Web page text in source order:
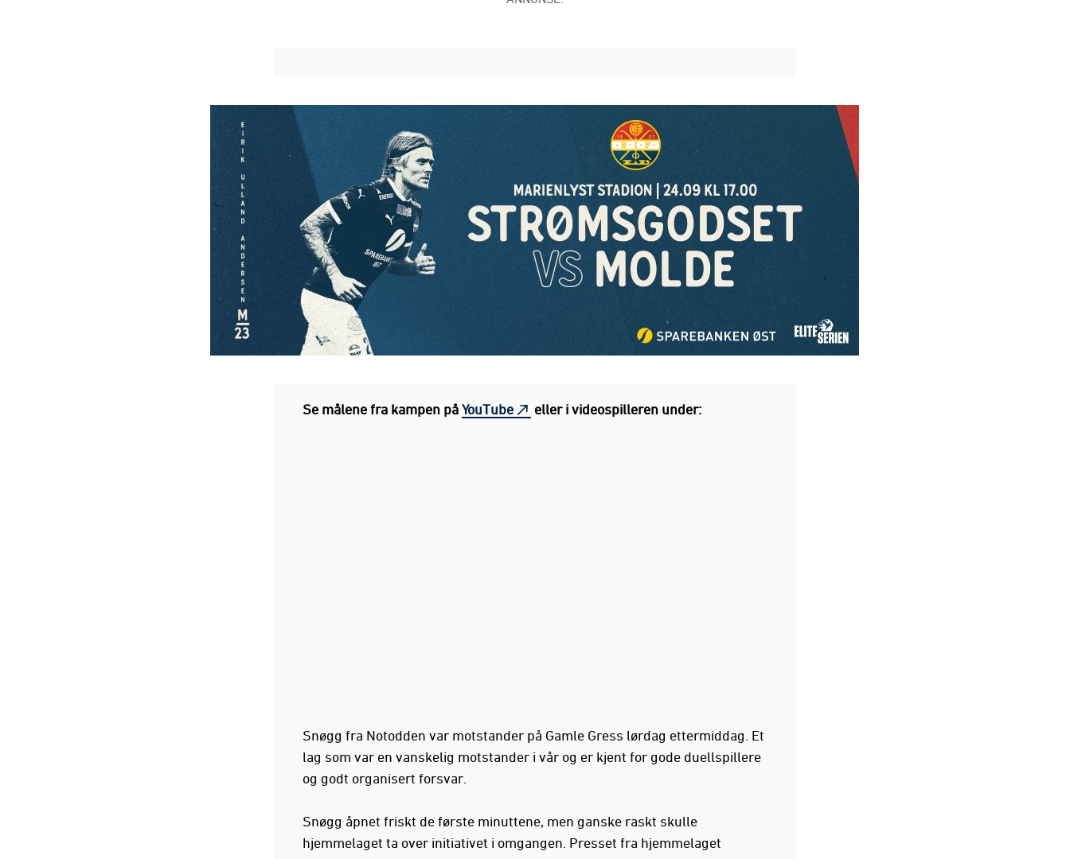
Se målene fra kampen på YouTube eller i videospilleren under:
Snøgg fra Notodden var motstander på Gamle Gress lørdag ettermiddag. Et
lag som var en vanskelig motstander i vår og er kjent for gode duellspillere
og godt organisert forsvar.
Snøgg åpnet friskt de første minuttene, men ganske raskt skulle
hjemmelaget ta over initiativet i omgangen. Presset fra hjemmelaget